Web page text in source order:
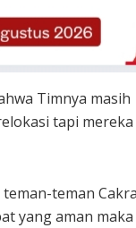
Timnya
tapi
teman
yang aman